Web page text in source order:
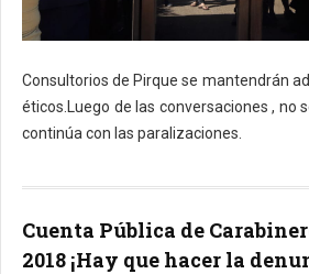
Consultorios de Pirque se mantendrán
éticos.Luego de las conversaciones , no
continúa con las paralizaciones.
Cuenta Pública de
2018 ¡Hay que hacer la